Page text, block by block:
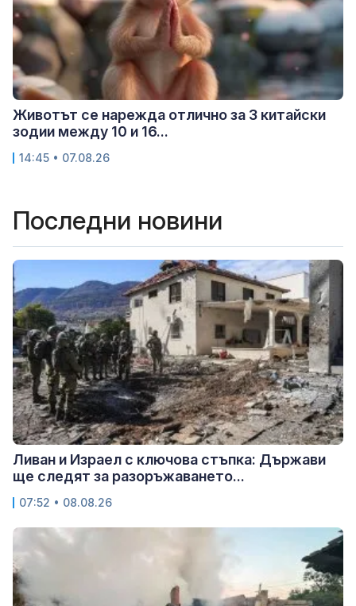
Животът се нарежда отлично за 3 китайски
зодии между 10 и 16...
14:45 • 07.08.26
Последни новини
Ливан и Израел с ключова стъпка: Държави
ще следят за разоръжаването...
07:52 • 08.08.26